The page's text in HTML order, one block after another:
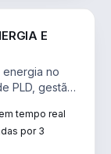
E
no
PLD, gestão
tempo real
por 3